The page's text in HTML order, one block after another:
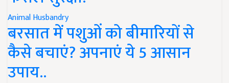
Animal Husbandry
बरसात में पशुओं को बीमारियों से
कैसे बचाएं? अपनाएं ये 5 आसान
उपाय..